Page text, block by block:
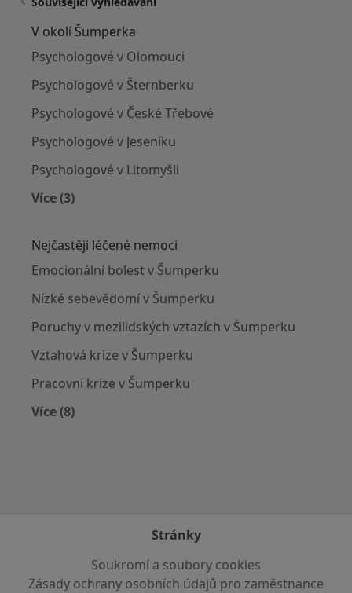
V okolí Šumperka
Psychologové v Olomouci
Psychologové v Šternberku
Psychologové v České Třebové
Psychologové v Jeseníku
Psychologové v Litomyšli
Více (3)
Nejčastěji léčené nemoci
Emocionální bolest v Šumperku
Nízké sebevědomí v Šumperku
Poruchy v mezilidských vztazích v Šumperku
Vztahová krize v Šumperku
Pracovní krize v Šumperku
Více (8)
Stránky
Soukromí a soubory cookies
Zásady ochrany osobních údajů pro zaměstnance